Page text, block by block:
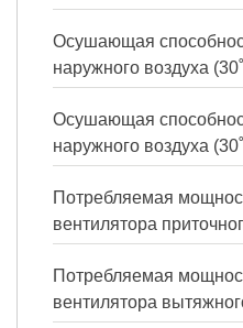
Осушающая
наружного воздуха
Осушающая
наружного воздуха
Потребляемая
вентилятора
Потребляемая
вентилятора